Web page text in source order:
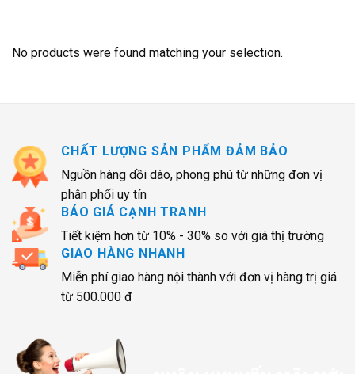
No products were found matching your selection.
CHẤT LƯỢNG SẢN PHẨM ĐẢM BẢO
Nguồn hàng dồi dào, phong phú từ những đơn vị
phân phối uy tín
BÁO GIÁ CẠNH TRANH
Tiết kiệm hơn từ 10% - 30% so với giá thị trường
GIAO HÀNG NHANH
Miễn phí giao hàng nội thành với đơn vị hàng trị giá
từ 500.000 đ